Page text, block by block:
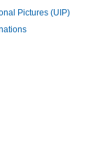
Pictures (UIP)